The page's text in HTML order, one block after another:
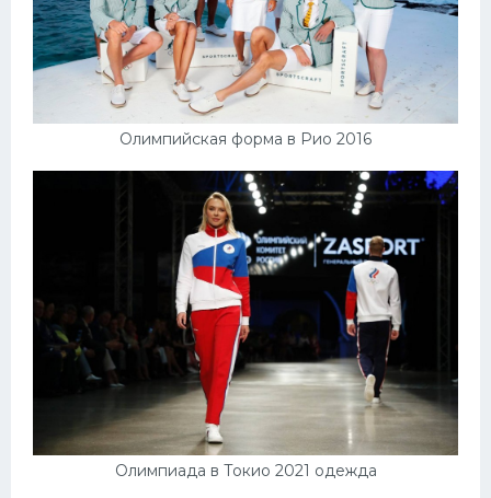
Олимпийская форма в Рио 2016
Олимпиада в Токио 2021 одежда